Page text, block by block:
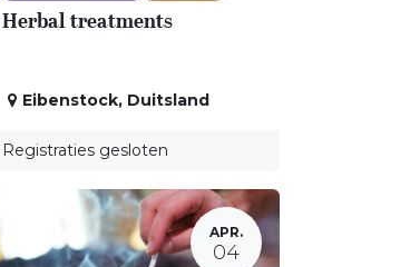
Herbal treatments
Eibenstock, Duitsland
Registraties gesloten
APR.
04